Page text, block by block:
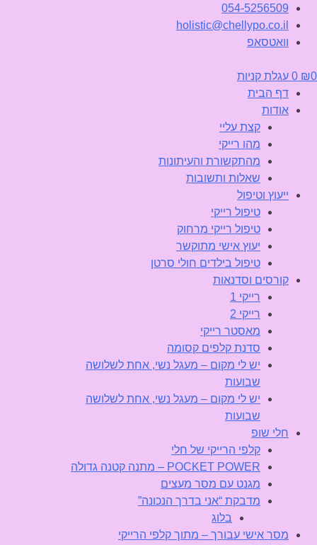
054-5256509
holistic@chellypo.co.il
וואטסאפ
₪0
0 עגלת קניות
דף הבית
אודות
קצת עליי
מהו רייקי
מהתקשורת והעיתונות
שאלות ותשובות
ייעוץ וטיפול
טיפול רייקי
טיפול רייקי מרחוק
יעוץ אישי מתוקשר
טיפול בילדים חולי סרטן
קורסים וסדנאות
רייקי 1
רייקי 2
מאסטר רייקי
סדנת קלפים קסומה
יש לי מקום – מעגל נשי, אחת לשלושה
שבועות
יש לי מקום – מעגל נשי, אחת לשלושה
שבועות
חלי שופ
קלפי הרייקי של חלי
POCKET POWER – מתנה קטנה גדולה
מגנט עם מסר מעצים
מדבקת “אני בדרך הנכונה”
בלוג
מסר אישי עבורך – מתוך קלפי הרייקי